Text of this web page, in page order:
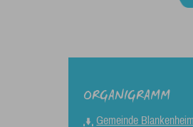
ORGANIGRAMM
Gemeinde Blankenheim